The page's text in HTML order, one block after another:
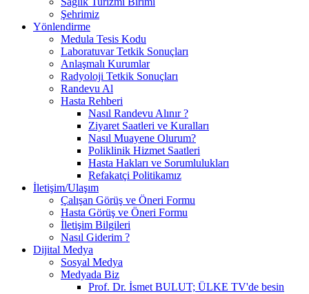
Şehrimiz
Yönlendirme
Medula Tesis Kodu
Laboratuvar Tetkik Sonuçları
Anlaşmalı Kurumlar
Radyoloji Tetkik Sonuçları
Randevu Al
Hasta Rehberi
Nasıl Randevu Alınır ?
Ziyaret Saatleri ve Kuralları
Nasıl Muayene Olurum?
Poliklinik Hizmet Saatleri
Hasta Hakları ve Sorumlulukları
Refakatçi Politikamız
İletişim/Ulaşım
Çalışan Görüş ve Öneri Formu
Hasta Görüş ve Öneri Formu
İletişim Bilgileri
Nasıl Giderim ?
Dijital Medya
Sosyal Medya
Medyada Biz
Prof. Dr. İsmet BULUT; ÜLKE TV'de besin